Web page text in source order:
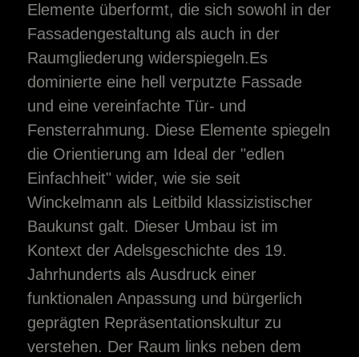
Elemente überformt, die sich sowohl in der
Fassadengestaltung als auch in der
Raumgliederung widerspiegeln.Es
dominierte eine hell verputzte Fassade
und eine vereinfachte Tür- und
Fensterrahmung. Diese Elemente spiegeln
die Orientierung am Ideal der "edlen
Einfachheit" wider, wie sie seit
Winckelmann als Leitbild klassizistischer
Baukunst galt. Dieser Umbau ist im
Kontext der Adelsgeschichte des 19.
Jahrhunderts als Ausdruck einer
funktionalen Anpassung und bürgerlich
geprägten Repräsentationskultur zu
verstehen. Der Raum links neben dem